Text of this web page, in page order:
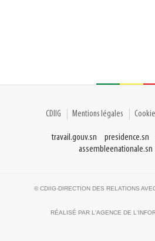
CDIIG Mentions légales
travail.gouv.sn presidence.sn
assembleenationale.sn
© CDIIG-DIRECTION DES RELATIONS
RÉALISÉ PAR L'AGENCE DE